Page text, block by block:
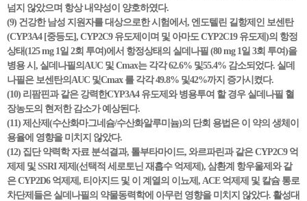
넘지 않았으며 항상 내약성이 양호하였다.
(9) 건강한 남성 지원자를 대상으로한 시험에서, 엔도텔린 길항제인 보센탄
(CYP3A4 [중등도], CYP2C9 유도제이며 및 아마도 CYP2C19 유도제)의 항정
상태(125 mg 1일 2회 투여)에서 항정상태의 실데나필 (80 mg 1일 3회 투여)을
병용 시, 실데나필의AUC 및 Cmax는 각각 62.6% 및55.4% 감소되었다. 실데
나필은 보센탄의AUC 및Cmax 를 각각 49.8% 및42%까지 증가시켰다.
(10) 리팜핀과 같은 강력한CYP3A4 유도제와 병용투여 할 경우 실데나필 혈
장농도의 현저한 감소가 예상된다.
(11) 제산제(수산화마그네슘/수산화알루미늄)의 단회 용법은 이 약의 생체이
용율에 영향을 미치지 않았다.
(12) 집단 약력학 자료 분석결과, 톨부타마이드, 와르파린과 같은 CYP2C9 억
제제 및 SSRI 제제(선택적 세로토닌 재흡수 억제제), 삼환계 항우울제와 같
은 CYP2D6 억제제, 티아지드 및 이 계열의 이뇨제, ACE 억제제 및 칼슘 통로
차단제들은 실데나필의 약물동력학에 아무런 영향을 미치지 않았다. 활성대